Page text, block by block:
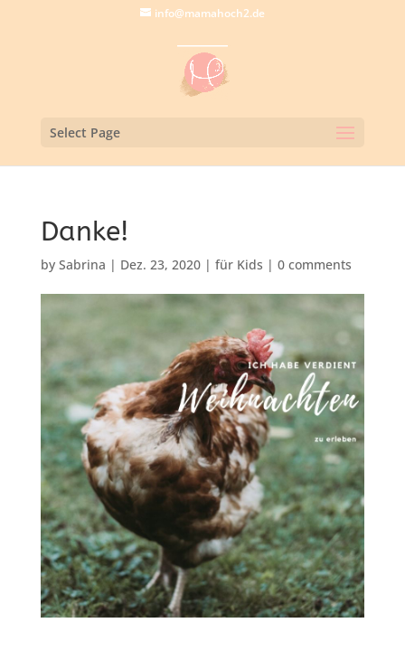
info@mamahoch2.de
Select Page
Danke!
by Sabrina | Dez. 23, 2020| für Kids | 0 comments